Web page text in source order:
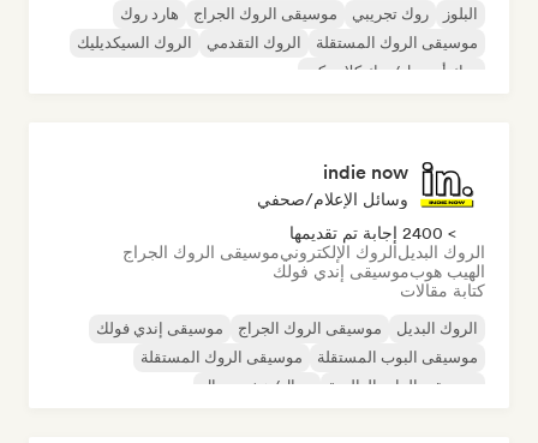
البلوز روك تجريبي موسيقى الروك الجراج
هارد روك
موسيقى الروك المستقلة
الروك التقدمي
الروك السيكديليك
روك أند رول/روك كلاسيكي
indie now
وسائل الإعلام/صحفي
> 2400 إجابة تم تقديمها
الروك البديلالروك الإلكترونيموسيقى الروك الجراج
الهيب هوبموسيقى إندي فولك
كتابة مقالات
الروك البديل موسيقى الروك الجراج
موسيقى إندي فولك
موسيقى البوب المستقلة
موسيقى الروك المستقلة
موسيقى الراب العالمية
ميتال/هيفي ميتال